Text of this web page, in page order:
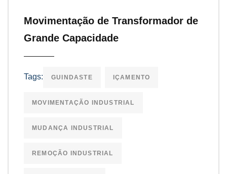
Movimentação de Transformador de
Grande Capacidade
Tags: GUINDASTE IÇAMENTO
MOVIMENTAÇÃO INDUSTRIAL
MUDANÇA INDUSTRIAL
REMOÇÃO INDUSTRIAL